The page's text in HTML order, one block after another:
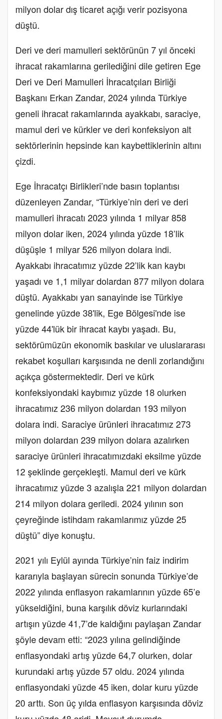
milyon dolar dış ticaret açığı verir pozisyona
düştü.
Deri ve deri mamulleri sektörünün 7 yıl önceki
ihracat rakamlarına gerilediğini dile getiren Ege
Deri ve Deri Mamulleri İhracatçıları Birliği
Başkanı Erkan Zandar, 2024 yılında Türkiye
geneli ihracat rakamlarında ayakkabı, saraciye,
mamul deri ve kürkler ve deri konfeksiyon alt
sektörlerinin hepsinde kan kaybettiklerinin altını
çizdi.
Ege İhracatçı Birlikleri’nde basın toplantısı
düzenleyen Zandar, “Türkiye’nin deri ve deri
mamulleri ihracatı 2023 yılında 1 milyar 858
milyon dolar iken, 2024 yılında yüzde 18’lik
düşüşle 1 milyar 526 milyon dolara indi.
Ayakkabı ihracatımız yüzde 22’lik kan kaybı
yaşadı ve 1,1 milyar dolardan 877 milyon dolara
düştü. Ayakkabı yan sanayinde ise Türkiye
genelinde yüzde 38'lik, Ege Bölgesi'nde ise
yüzde 44'lük bir ihracat kaybı yaşadı. Bu,
sektörümüzün ekonomik baskılar ve uluslararası
rekabet koşulları karşısında ne denli zorlandığını
açıkça göstermektedir. Deri ve kürk
konfeksiyondaki kaybımız yüzde 18 olurken
ihracatımız 236 milyon dolardan 193 milyon
dolara indi. Saraciye ürünleri ihracatımız 273
milyon dolardan 239 milyon dolara azalırken
saraciye ürünleri ihracatımızdaki eksilme yüzde
12 şeklinde gerçekleşti. Mamul deri ve kürk
ihracatımız yüzde 3 azalışla 221 milyon dolardan
214 milyon dolara geriledi. 2024 yılının son
çeyreğinde istihdam rakamlarımız yüzde 25
düştü” diye konuştu.
2021 yılı Eylül ayında Türkiye’nin faiz indirim
kararıyla başlayan sürecin sonunda Türkiye’de
2022 yılında enflasyon rakamlarının yüzde 65’e
yükseldiğini, buna karşılık döviz kurlarındaki
artışın yüzde 41,7’de kaldığını paylaşan Zandar
şöyle devam etti: “2023 yılına gelindiğinde
enflasyondaki artış yüzde 64,7 olurken, dolar
kurundaki artış yüzde 57 oldu. 2024 yılında
enflasyondaki yüzde 45 iken, dolar kuru yüzde
20 arttı. Son üç yılda enflasyon karşısında döviz